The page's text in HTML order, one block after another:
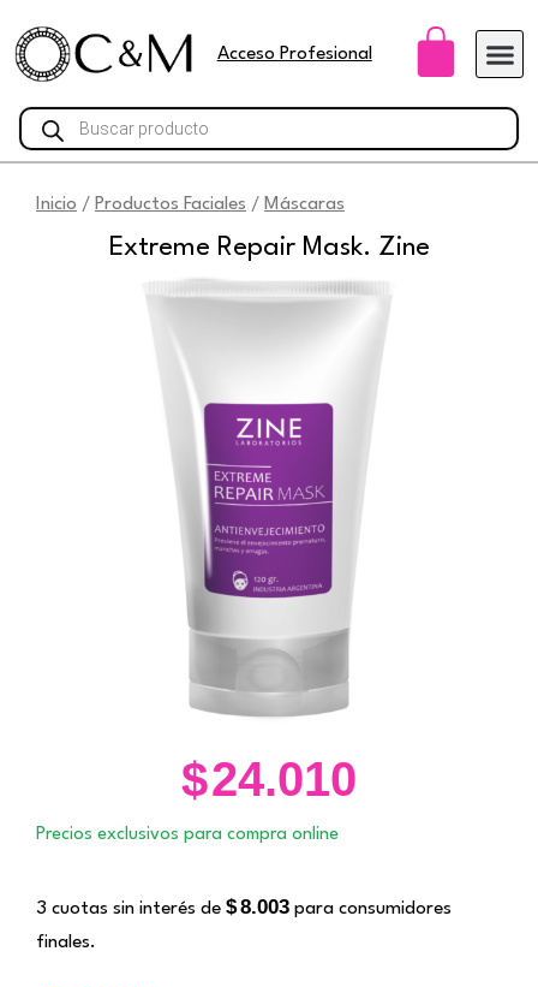
contenido
Acceso Profesional
Búsqueda
de
productos
Inicio / Productos Faciales / Máscaras
Extreme Repair Mask. Zine
$24.010
Precios exclusivos para compra online
3 cuotas sin interés de $8.003 para consumidores
finales.